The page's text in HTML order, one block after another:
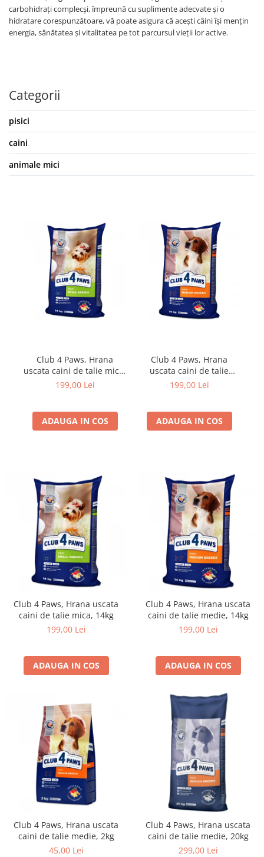
carbohidrați complecși, împreună cu suplimente adecvate și o
hidratare corespunzătoare, vă poate asigura că acești câini își mențin
energia, sănătatea și vitalitatea pe tot parcursul vieții lor active.
Categorii
pisici
caini
animale mici
Club 4 Paws, Hrana
uscata caini de talie mica,
14kg
199,00 Lei
ADAUGA IN COS
Club 4 Paws, Hrana
uscata caini de talie
medie, 14kg
199,00 Lei
ADAUGA IN COS
Club 4 Paws, Hrana uscata
caini de talie mica, 14kg
199,00 Lei
ADAUGA IN COS
Club 4 Paws, Hrana uscata
caini de talie medie, 14kg
199,00 Lei
ADAUGA IN COS
Club 4 Paws, Hrana uscata
caini de talie medie, 2kg
45,00 Lei
Club 4 Paws, Hrana uscata
caini de talie medie, 20kg
299,00 Lei